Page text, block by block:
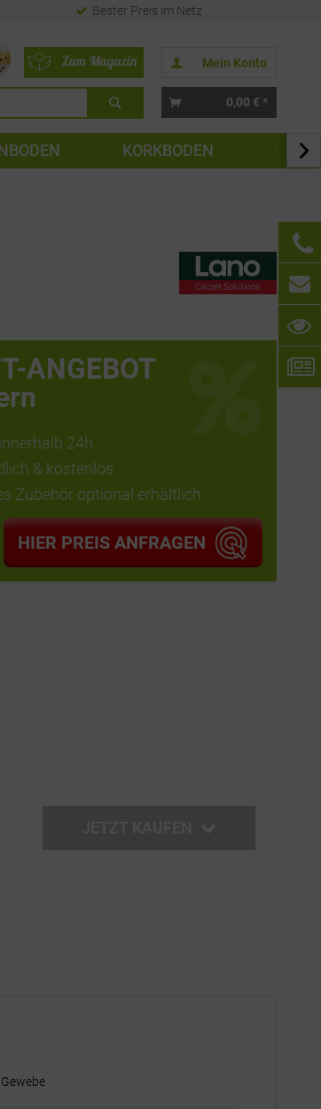
Bester Preis im Netz
Mein Konto
0,00 € *
KORKBODEN 
ANGEBOT
24h
& kostenlos
Zubehör optional erhältlich
HIER PREIS ANFRAGEN
Gewebe